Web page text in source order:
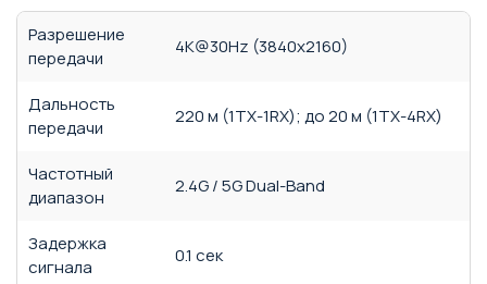
Разрешение
передачи
4K@30Hz (3840x2160)
Дальность
передачи
220 м (1TX-1RX); до 20 м (1TX-4RX)
Частотный
диапазон
2.4G / 5G Dual-Band
Задержка
сигнала
0.1 сек